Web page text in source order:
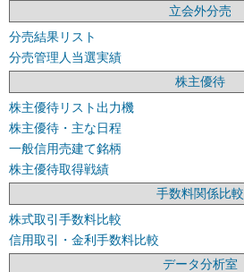
立会外分売
分売結果リスト
分売管理人当選実績
株主優待
株主優待リスト出力機
株主優待・主な日程
一般信用売建て銘柄
株主優待取得戦績
手数料関係比較
株式取引手数料比較
信用取引・金利手数料比較
データ分析室